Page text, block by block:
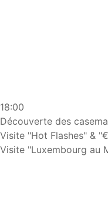
18:00
Découverte des
Visite "Hot Flashes" &
Visite "Luxembourg au